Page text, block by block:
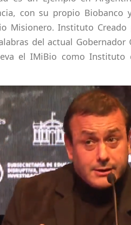
con su propio Biobanco
Misionero.Instituto Creado
del actual Gobernador
el IMiBio como Instituto